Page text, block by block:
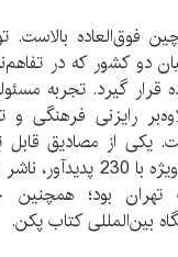
فوق‌العاده
قرار گیرد. تجربه
رایزنی فرهنگی و
یکی از مصادیق
حضور چین به‌عنوان
تهران بود؛
بین‌المللی کتاب پکن.